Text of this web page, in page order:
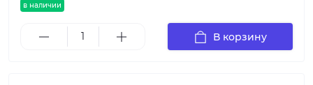
в наличии
В корзину